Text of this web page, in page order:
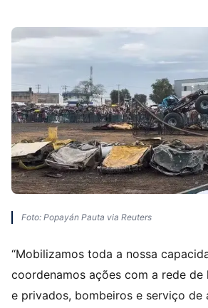
Foto: Popayán Pauta via Reuters
“Mobilizamos toda a nossa
coordenamos ações com a rede
e privados, bombeiros e serviço de